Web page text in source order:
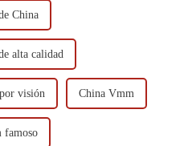
China
alta calidad
visión China Vmm
famoso